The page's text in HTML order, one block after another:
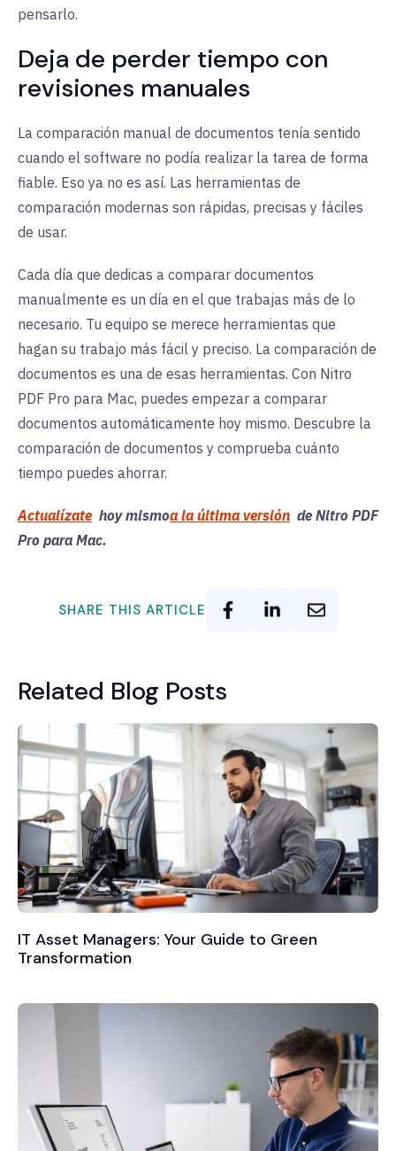
pensarlo.
Deja de perder tiempo con
revisiones manuales
La comparación manual de documentos tenía sentido
cuando el software no podía realizar la tarea de forma
fiable. Eso ya no es así. Las herramientas de
comparación modernas son rápidas, precisas y fáciles
de usar.
Cada día que dedicas a comparar documentos
manualmente es un día en el que trabajas más de lo
necesario. Tu equipo se merece herramientas que
hagan su trabajo más fácil y preciso. La comparación de
documentos es una de esas herramientas. Con Nitro
PDF Pro para Mac, puedes empezar a comparar
documentos automáticamente hoy mismo. Descubre la
comparación de documentos y comprueba cuánto
tiempo puedes ahorrar.
Actualízate hoy mismoa la última versión de Nitro PDF
Pro para Mac.
SHARE THIS ARTICLE
Related Blog Posts
IT Asset Managers: Your Guide to Green
Transformation